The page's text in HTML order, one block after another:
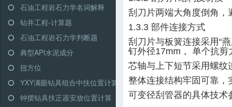
石油工程岩石力学名词解释
钻井工程-计算题
石油工程岩石力学判断题
典型API水泥成分
扭方位
YXY满眼钻具组合中扶位置计算
钟摆钻具扶正器安放位置计算
刮刀片两端大角度倒角，
1.3.3 部件连接方式
刮刀片与板簧连接采用“
钉外径17mm， 单个抗剪
芯轴与上下短节采用螺纹
整体连接结构牢固可靠，
可变径刮管器的具体技术